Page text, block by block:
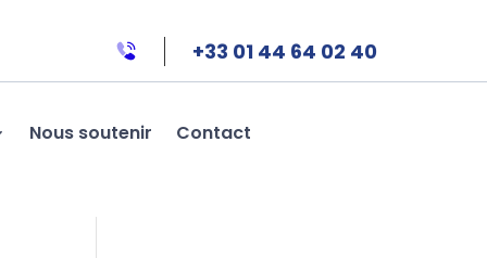
+33 01 44 64 02 40
Nous soutenir Contact